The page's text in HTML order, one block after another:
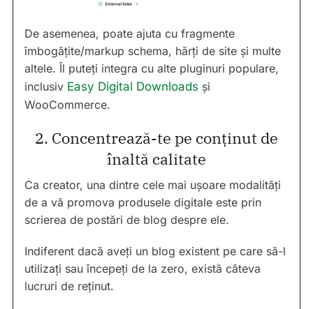
De asemenea, poate ajuta cu fragmente
îmbogățite/markup schema, hărți de site și multe
altele. Îl puteți integra cu alte pluginuri populare,
inclusiv Easy Digital Downloads și
WooCommerce.
2. Concentrează-te pe conținut de
înaltă calitate
Ca creator, una dintre cele mai ușoare modalități
de a vă promova produsele digitale este prin
scrierea de postări de blog despre ele.
Indiferent dacă aveți un blog existent pe care să-l
utilizați sau începeți de la zero, există câteva
lucruri de reținut.